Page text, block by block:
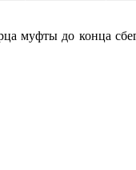
муфты до конца